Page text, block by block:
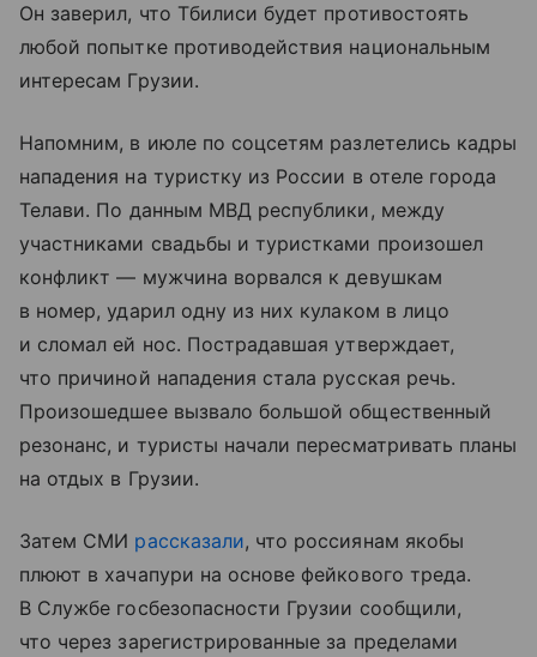
Он заверил, что Тбилиси будет противостоять
любой попытке противодействия национальным
интересам Грузии.
Напомним, в июле по соцсетям разлетелись кадры
нападения на туристку из России в отеле города
Телави. По данным МВД республики, между
участниками свадьбы и туристками произошел
конфликт — мужчина ворвался к девушкам
в номер, ударил одну из них кулаком в лицо
и сломал ей нос. Пострадавшая утверждает,
что причиной нападения стала русская речь.
Произошедшее вызвало большой общественный
резонанс, и туристы начали пересматривать планы
на отдых в Грузии.
Затем СМИ рассказали, что россиянам якобы
плюют в хачапури на основе фейкового треда.
В Службе госбезопасности Грузии сообщили,
что через зарегистрированные за пределами